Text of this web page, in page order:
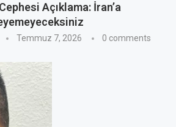
Açıklama: İran’a
Temmuz 7, 2026 0 comments